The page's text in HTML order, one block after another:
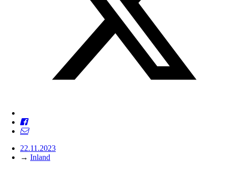
22.11.2023
→ Inland